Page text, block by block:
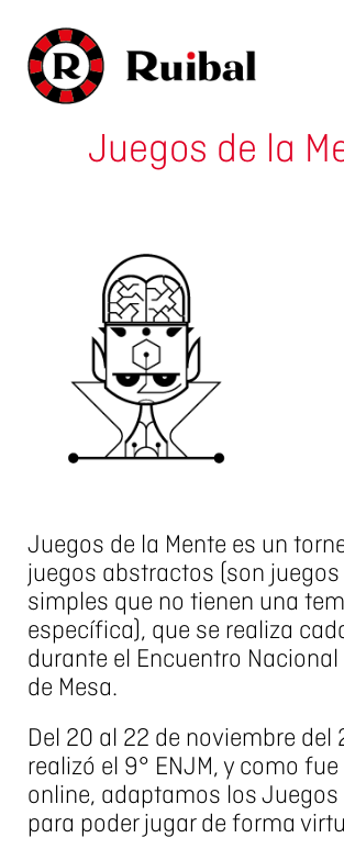
Juegos de la
Juegos de la Mente es un
juegos abstractos (son
simples que no tienen una
específica), que se realiza
durante el Encuentro
de Mesa.
Del 20 al 22 de noviembre del
realizó el 9° ENJM, y como fue
online, adaptamos los Juegos
para poder jugar de forma